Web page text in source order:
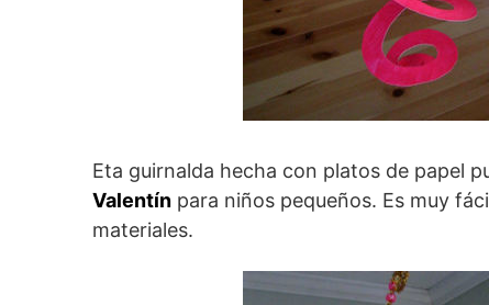
Eta guirnalda hecha con platos de papel
Valentín para niños pequeños. Es muy
materiales.